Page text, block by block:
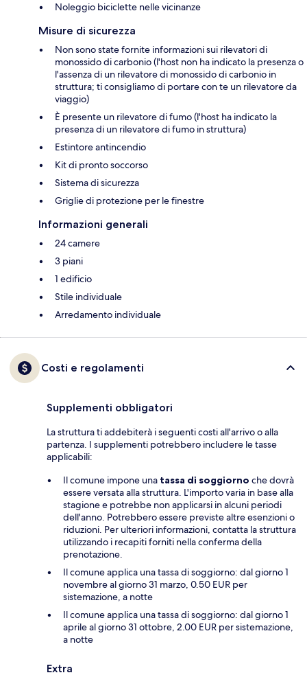
Noleggio biciclette nelle vicinanze
Misure di sicurezza
Non sono state fornite informazioni sui rilevatori di
monossido di carbonio (l'host non ha indicato la presenza o
l'assenza di un rilevatore di monossido di carbonio in
struttura; ti consigliamo di portare con te un rilevatore da
viaggio)
È presente un rilevatore di fumo (l'host ha indicato la
presenza di un rilevatore di fumo in struttura)
Estintore antincendio
Kit di pronto soccorso
Sistema di sicurezza
Griglie di protezione per le finestre
Informazioni generali
24 camere
3 piani
1 edificio
Stile individuale
Arredamento individuale
Costi e regolamenti
Supplementi obbligatori
La struttura ti addebiterà i seguenti costi all'arrivo o alla
partenza. I supplementi potrebbero includere le tasse
applicabili:
Il comune impone una tassa di soggiorno che dovrà
essere versata alla struttura. L'importo varia in base alla
stagione e potrebbe non applicarsi in alcuni periodi
dell'anno. Potrebbero essere previste altre esenzioni o
riduzioni. Per ulteriori informazioni, contatta la struttura
utilizzando i recapiti forniti nella conferma della
prenotazione.
Il comune applica una tassa di soggiorno: dal giorno 1
novembre al giorno 31 marzo, 0.50 EUR per
sistemazione, a notte
Il comune applica una tassa di soggiorno: dal giorno 1
aprile al giorno 31 ottobre, 2.00 EUR per sistemazione,
a notte
Extra